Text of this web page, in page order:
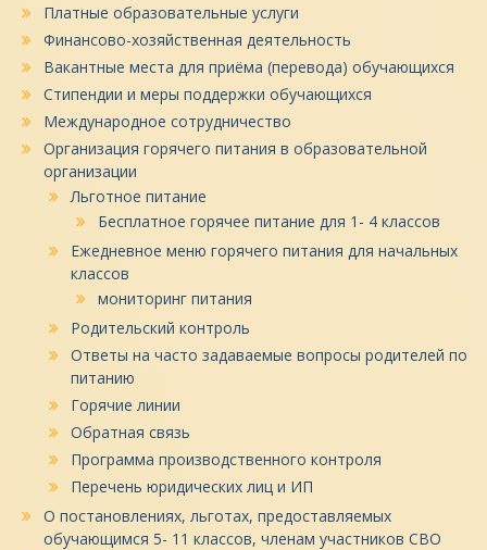
Платные образовательные услуги
Финансово-хозяйственная деятельность
Вакантные места для приёма (перевода) обучающихся
Стипендии и меры поддержки обучающихся
Международное сотрудничество
Организация горячего питания в образовательной
организации
Льготное питание
Бесплатное горячее питание для 1- 4 классов
Ежедневное меню горячего питания для начальных
классов
мониторинг питания
Родительский контроль
Ответы на часто задаваемые вопросы родителей по
питанию
Горячие линии
Обратная связь
Программа производственного контроля
Перечень юридических лиц и ИП
О постановлениях, льготах, предоставляемых
обучающимся 5- 11 классов, членам участников СВО